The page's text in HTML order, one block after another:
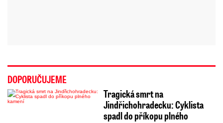
DOPORUČUJEME
Tragická smrt na
Jindřichohradecku: Cyklista
spadl do příkopu plného